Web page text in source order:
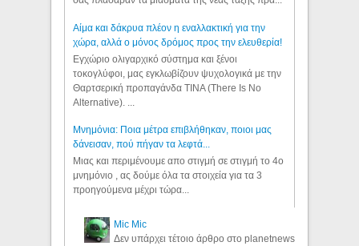
Αίμα και δάκρυα πλέον η εναλλακτική για την
χώρα, αλλά ο μόνος δρόμος προς την ελευθερία!
Εγχώριο ολιγαρχικό σύστημα και ξένοι
τοκογλύφοι, μας εγκλωβίζουν ψυχολογικά με την
Θαρτσερική προπαγάνδα TINA (There Is No
Alternative). ...
Μνημόνια: Ποια μέτρα επιβλήθηκαν, ποιοι μας
δάνεισαν, πού πήγαν τα λεφτά...
Μιας και περιμένουμε απο στιγμή σε στιγμή το 4ο
μνημόνιο , ας δούμε όλα τα στοιχεία για τα 3
προηγούμενα μέχρι τώρα...
Mic Mic
Δεν υπάρχει τέτοιο άρθρο στο planetnews